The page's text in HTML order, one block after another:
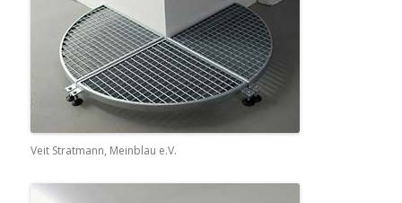
Veit Stratmann, Meinblau e.V.